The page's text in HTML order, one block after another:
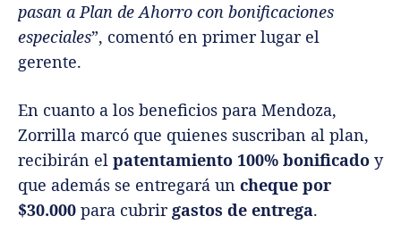
pasan a Plan de Ahorro con bonificaciones
especiales”, comentó en primer lugar el
gerente.
En cuanto a los beneficios para Mendoza,
Zorrilla marcó que quienes suscriban al plan,
recibirán el patentamiento 100% bonificado y
que además se entregará un cheque por
$30.000 para cubrir gastos de entrega.